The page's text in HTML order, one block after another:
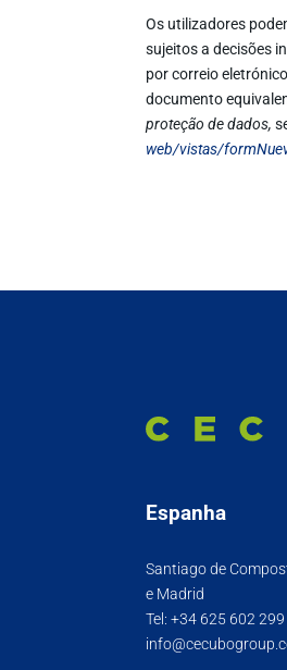
Os utilizadores
sujeitos a decisões
por correio
documento
proteção de dados,
web/vistas/
Espanha
Santiago de
e Madrid
Tel:+34 625 602 299